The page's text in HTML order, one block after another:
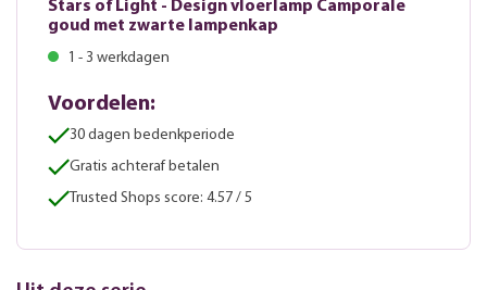
Stars of Light - Design vloerlamp Camporale
goud met zwarte lampenkap
1 - 3 werkdagen
Voordelen:
30 dagen bedenkperiode
Gratis achteraf betalen
Trusted Shops score: 4.57 / 5